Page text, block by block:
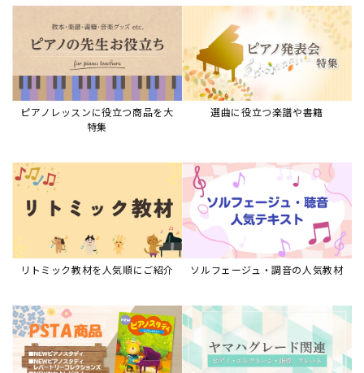
ピアノレッスンに役立つ商品を大
特集
選曲に役立つ楽譜や書籍
リトミック教材を人気順にご紹介 ソルフェージュ・調音の人気教材